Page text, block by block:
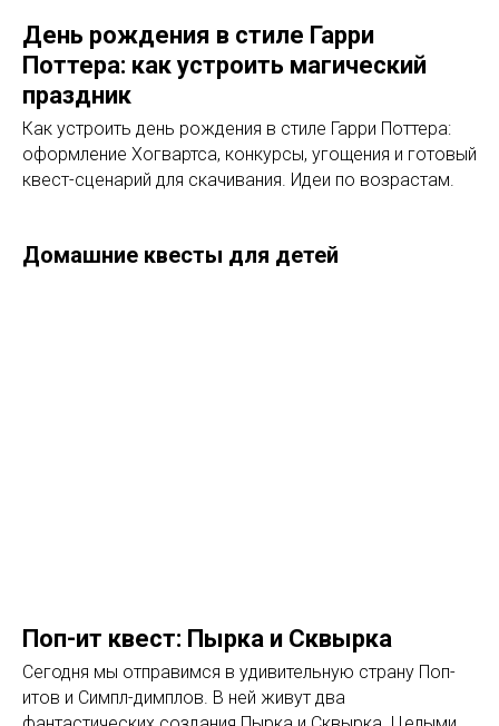
День рождения в стиле Гарри
Поттера: как устроить магический
праздник
Как устроить день рождения в стиле Гарри Поттера:
оформление Хогвартса, конкурсы, угощения и готовый
квест-сценарий для скачивания. Идеи по возрастам.
Домашние квесты для детей
Поп-ит квест: Пырка и Сквырка
Сегодня мы отправимся в удивительную страну Поп-
итов и Симпл-димплов. В ней живут два